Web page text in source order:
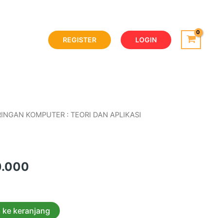
REGISTER LOGIN
KOMPUTER : TEORI DAN APLIKASI
ke keranjang